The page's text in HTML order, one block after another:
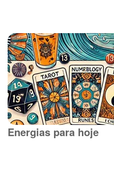
Energias para hoje